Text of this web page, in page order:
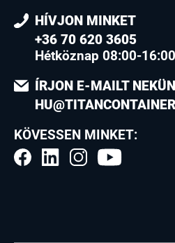
HÍVJON MINKET
+36 70 620 3605
Hétköznap 08:00-16:00
ÍRJON E-MAILT
KÖVESSEN MINKET: